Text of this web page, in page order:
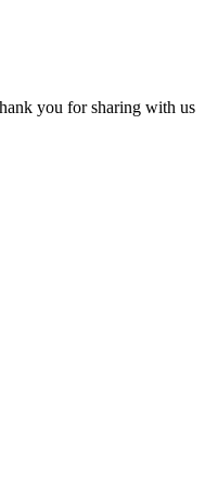
you for sharing with us